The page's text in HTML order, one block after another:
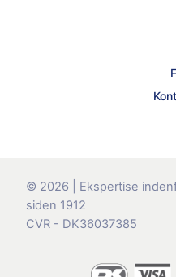
© 2026 | Ekspertise
siden 1912
CVR - DK36037385